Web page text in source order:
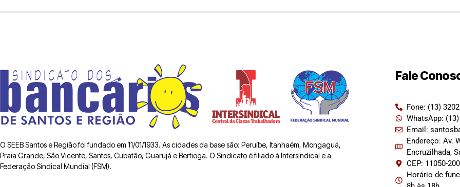
O SEEB Santos e Região foi fundado em 11/01/1933. As cidades da base são: Peruíbe, Itanhaém, Mongaguá,
Praia Grande, São Vicente, Santos, Cubatão, Guarujá e Bertioga. O Sindicato é filiado à Intersindical e a
Federação Sindical Mundial (FSM).
Fale
Fone: (13)
WhatsApp:
Email:
Endereço: Av.
Encruzilhada,
CEP: 11050-200
Horário de